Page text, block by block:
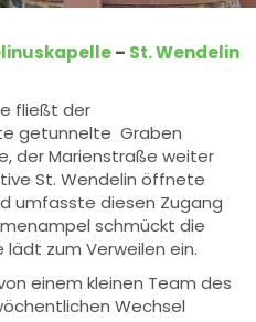
– St. Wendelin
fließt der
getunnelte Graben
der Marienstraße weiter
St. Wendelin öffnete
umfasste diesen Zugang
schmückt die
zum Verweilen ein.
einem kleinen Team des
Wechsel